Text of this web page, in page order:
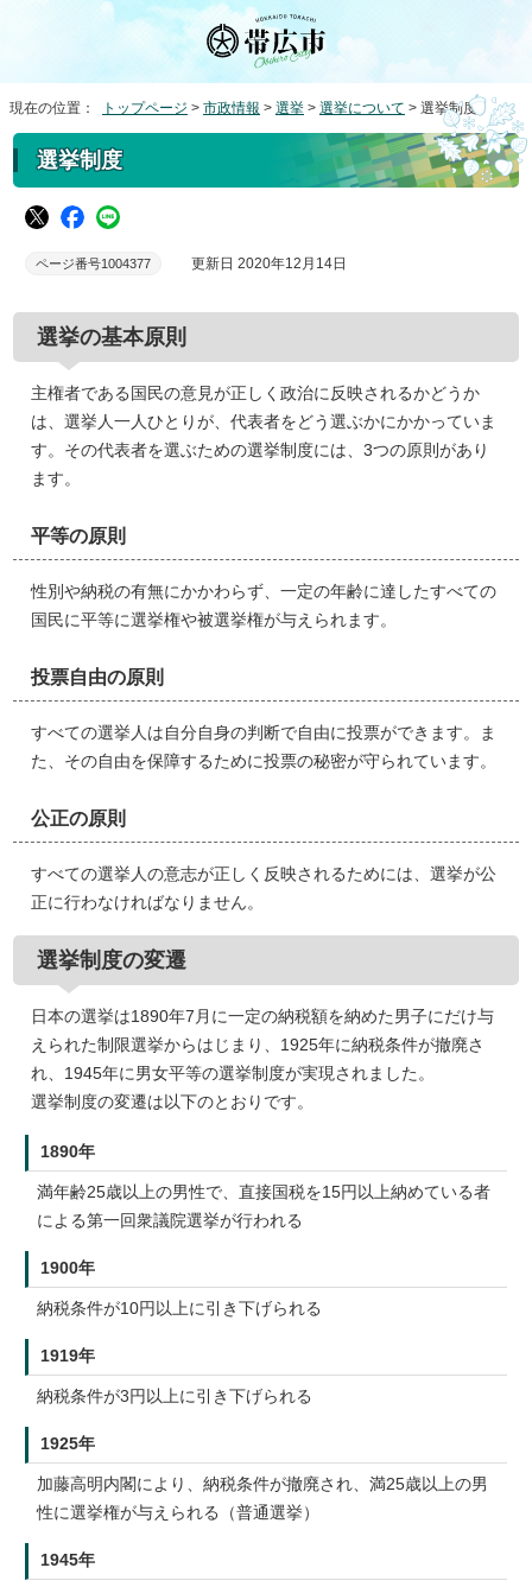
現在の位置： トップページ > 市政情報 > 選挙 > 選挙について > 選挙制度
選挙制度
ページ番号1004377 更新日 2020年12月14日
選挙の基本原則
主権者である国民の意見が正しく政治に反映されるかどうか
は、選挙人一人ひとりが、代表者をどう選ぶかにかかっていま
す。その代表者を選ぶための選挙制度には、3つの原則があり
ます。
平等の原則
性別や納税の有無にかかわらず、一定の年齢に達したすべての
国民に平等に選挙権や被選挙権が与えられます。
投票自由の原則
すべての選挙人は自分自身の判断で自由に投票ができます。ま
た、その自由を保障するために投票の秘密が守られています。
公正の原則
すべての選挙人の意志が正しく反映されるためには、選挙が公
正に行わなければなりません。
選挙制度の変遷
日本の選挙は1890年7月に一定の納税額を納めた男子にだけ与
えられた制限選挙からはじまり、1925年に納税条件が撤廃さ
れ、1945年に男女平等の選挙制度が実現されました。
選挙制度の変遷は以下のとおりです。
1890年
満年齢25歳以上の男性で、直接国税を15円以上納めている者
による第一回衆議院選挙が行われる
1900年
納税条件が10円以上に引き下げられる
1919年
納税条件が3円以上に引き下げられる
1925年
加藤高明内閣により、納税条件が撤廃され、満25歳以上の男
性に選挙権が与えられる（普通選挙）
1945年